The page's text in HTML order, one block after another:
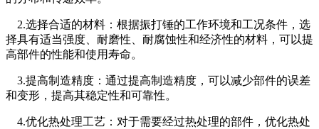
2.选择合适的材料：根据振打锤的工作环境和工况条件，选
择具有适当强度、耐磨性、耐腐蚀性和经济性的材料，可以提
高部件的性能和使用寿命。
3.提高制造精度：通过提高制造精度，可以减少部件的误差
和变形，提高其稳定性和可靠性。
4.优化热处理工艺：对于需要经过热处理的部件，优化热处